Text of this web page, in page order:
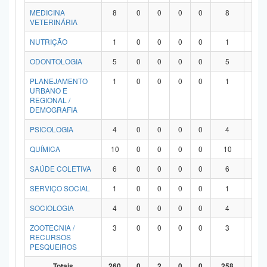
MEDICINA
VETERINÁRIA
8 0 0 0 0 8
NUTRIÇÃO 1 0 0 0 0 1
ODONTOLOGIA
5 0 0 0 0 5
PLANEJAMENTO
URBANO E
REGIONAL /
DEMOGRAFIA
1 0 0 0 0 1
PSICOLOGIA 4 0 0 0 0 4
QUÍMICA
10 0 0 0 0 10
SAÚDE COLETIVA
6 0 0 0 0 6
SERVIÇO SOCIAL
1 0 0 0 0 1
SOCIOLOGIA
4 0 0 0 0 4
ZOOTECNIA /
RECURSOS
PESQUEIROS
3 0 0 0 0 3